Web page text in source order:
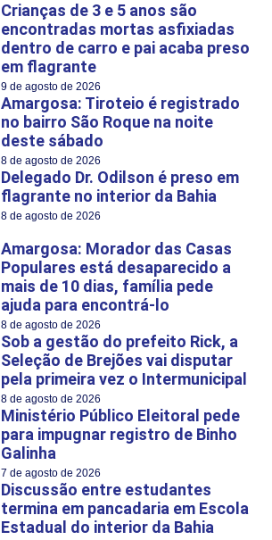
Crianças de 3 e 5 anos são
encontradas mortas asfixiadas
dentro de carro e pai acaba preso
em flagrante
9 de agosto de 2026
Amargosa: Tiroteio é registrado
no bairro São Roque na noite
deste sábado
8 de agosto de 2026
Delegado Dr. Odilson é preso em
flagrante no interior da Bahia
8 de agosto de 2026
Amargosa: Morador das Casas
Populares está desaparecido a
mais de 10 dias, família pede
ajuda para encontrá-lo
8 de agosto de 2026
Sob a gestão do prefeito Rick, a
Seleção de Brejões vai disputar
pela primeira vez o Intermunicipal
8 de agosto de 2026
Ministério Público Eleitoral pede
para impugnar registro de Binho
Galinha
7 de agosto de 2026
Discussão entre estudantes
termina em pancadaria em Escola
Estadual do interior da Bahia